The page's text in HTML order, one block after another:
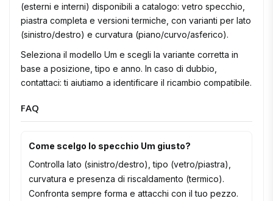
(esterni e interni) disponibili a catalogo: vetro specchio,
piastra completa e versioni termiche, con varianti per lato
(sinistro/destro) e curvatura (piano/curvo/asferico).
Seleziona il modello Um e scegli la variante corretta in
base a posizione, tipo e anno. In caso di dubbio,
contattaci: ti aiutiamo a identificare il ricambio compatibile.
FAQ
Come scelgo lo specchio Um giusto?
Controlla lato (sinistro/destro), tipo (vetro/piastra),
curvatura e presenza di riscaldamento (termico).
Confronta sempre forma e attacchi con il tuo pezzo.